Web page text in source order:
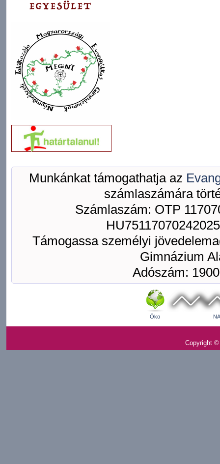
Munkánkat támogathatja az
számlaszámára
Számlaszám: OTP
Támogassa személyi
Gimnázium
Adószám:
Öko
Copyright